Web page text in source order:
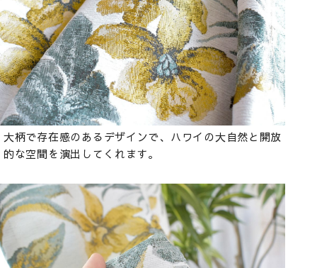
大柄で存在感のあるデザインで、ハワイの大自然と開放
的な空間を演出してくれます。